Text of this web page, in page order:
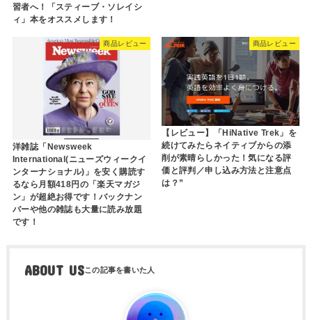
習者へ！「スティーブ・ソレイシ
ィ」本をオススメします！
商品レビュー
洋雑誌「Newsweek
International(ニューズウィークイ
ンターナショナル)」を安く購読す
るなら月額418円の「楽天マガジ
ン」が超絶お得です！バックナン
バーや他の雑誌も大量に読み放題
です！
商品レビュー
【レビュー】「HiNative Trek」を
続けてみたらネイティブからの添
削が素晴らしかった！気になる評
価と評判／申し込み方法と注意点
は？”
ABOUT US